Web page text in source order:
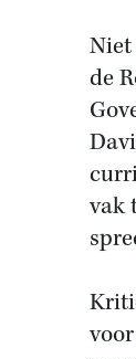
de
vak